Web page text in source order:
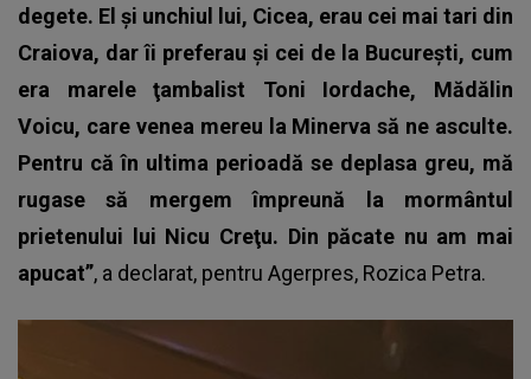
degete. El şi unchiul lui, Cicea, erau cei mai tari din
Craiova, dar îi preferau şi cei de la Bucureşti, cum
era marele ţambalist Toni Iordache, Mădălin
Voicu, care venea mereu la Minerva să ne asculte.
Pentru că în ultima perioadă se deplasa greu, mă
rugase să mergem împreună la mormântul
prietenului lui Nicu Creţu. Din păcate nu am mai
apucat”, a declarat, pentru Agerpres, Rozica Petra.